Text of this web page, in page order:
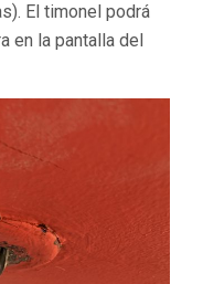
El timonel podrá
en la pantalla del